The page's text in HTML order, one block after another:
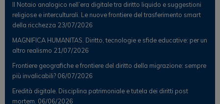
Il Notaio analogico nell’era digitale tra diritto liquido e suggestioni
religiose e interculturali. Le nuove frontiere del trasferimento smart
della ricchezza 23/07/2026
MAGNIFICA HUMANITAS. Diritto, tecnologie e sfide educative: per un
altro realismo 21/07/2026
Frontiere geografiche e frontiere del diritto della migrazione: sempre
più invalicabili? 06/07/2026
Eredità digitale. Disciplina patrimoniale e tutela dei diritti post
mortem. 06/06/2026